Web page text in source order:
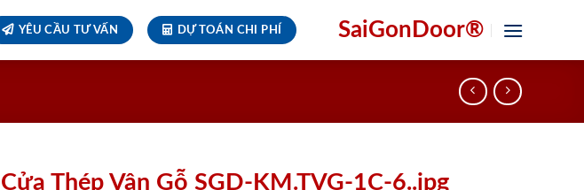
YÊU CẦU TƯ VẤN DỰ TOÁN CHI PHÍ SaiGonDoor®
Cửa Thép Vân Gỗ SGD-KM.TVG-1C-6..jpg